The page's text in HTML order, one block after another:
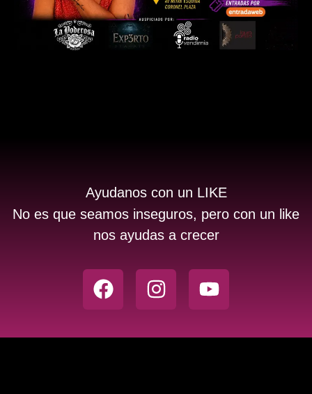
Ayudanos con un LIKE
No es que seamos inseguros, pero con un like
nos ayudas a crecer